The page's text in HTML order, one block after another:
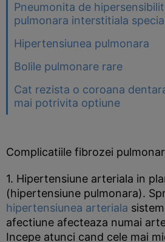
Pneumonita de
pulmonara interstitiala
Hipertensiunea pulmonara
Bolile pulmonare rare
Cat rezista o coroana
mai potrivita optiune
Complicatiile fibrozei
1. Hipertensiune arteriala in
(hipertensiune pulmonara).
hipertensiunea arteriala
afectiune afecteaza numai
Incepe atunci cand cele mai